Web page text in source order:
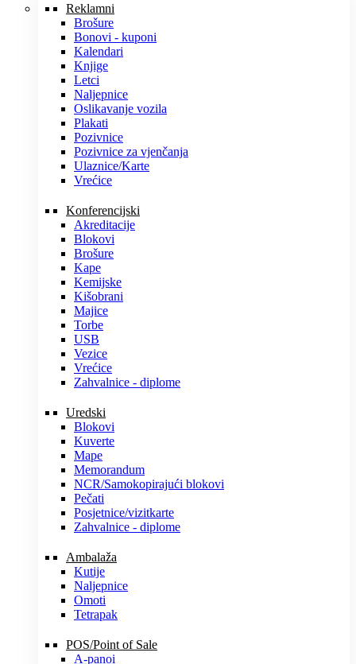
Reklamni
Brošure
Bonovi - kuponi
Kalendari
Knjige
Letci
Naljepnice
Oslikavanje vozila
Plakati
Pozivnice
Pozivnice za vjenčanja
Ulaznice/Karte
Vrećice
Konferencijski
Akreditacije
Blokovi
Brošure
Kape
Kemijske
Kišobrani
Majice
Torbe
USB
Vezice
Vrećice
Zahvalnice - diplome
Uredski
Blokovi
Kuverte
Mape
Memorandum
NCR/Samokopirajući blokovi
Pečati
Posjetnice/vizitkarte
Zahvalnice - diplome
Ambalaža
Kutije
Naljepnice
Omoti
Tetrapak
POS/Point of Sale
A-panoi